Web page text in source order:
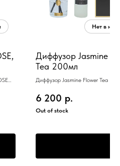
Диффузор Jasmine
Tea 200мл
Диффузор Jasmine Flower Tea
6 200 р.
Out of stock